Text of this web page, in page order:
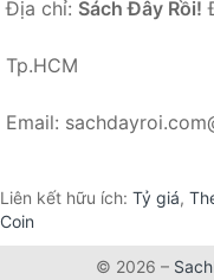
Địa chỉ: Sách Đây Rồi!
Tp.HCM
Email:
Liên kết hữu ích: Tỷ giá,
Coin
© 2026 –